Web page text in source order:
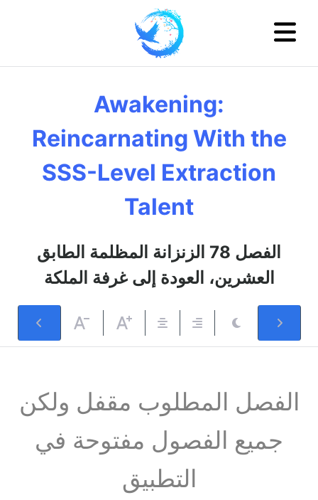
Awakening:
Reincarnating With the
SSS-Level Extraction
Talent
الفصل 78 الزنزانة المظلمة الطابق
العشرين، العودة إلى غرفة الملكة
الفصل المطلوب مقفل ولكن
جميع الفصول مفتوحة في
التطبيق